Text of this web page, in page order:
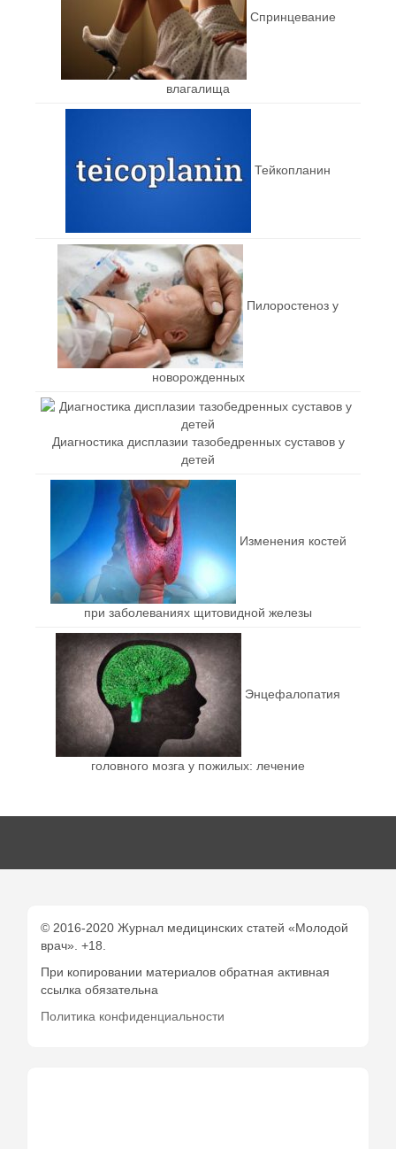
Спринцевание
влагалища
Тейкопланин
Пилоростеноз у
новорожденных
Диагностика дисплазии тазобедренных суставов у
детей
Изменения костей
при заболеваниях щитовидной железы
Энцефалопатия
головного мозга у пожилых: лечение
© 2016-2020 Журнал медицинских статей «Молодой
врач». +18.
При копировании материалов обратная активная
ссылка обязательна
Политика конфиденциальности